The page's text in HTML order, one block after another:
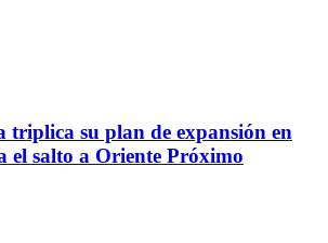
su plan de expansión en
el salto a Oriente Próximo